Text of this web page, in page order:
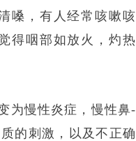
嗓，有人经常咳嗽咳
得咽部如放火，灼热
为慢性炎症，慢性鼻-
的刺激，以及不正确